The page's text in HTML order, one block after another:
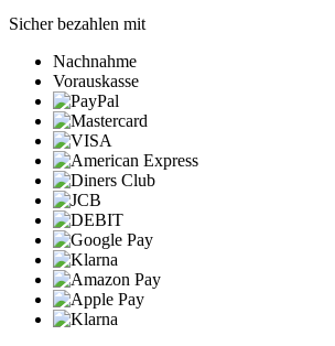
Sicher bezahlen mit
Nachnahme
Vorauskasse